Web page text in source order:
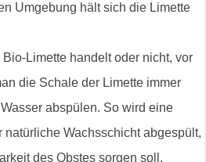
Umgebung hält sich die Limette
Limette handelt oder nicht, vor
die Schale der Limette immer
abspülen. So wird eine
Wachsschicht abgespült,
des Obstes sorgen soll.